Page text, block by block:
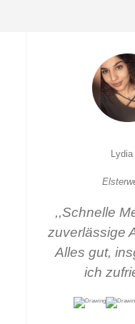
Lydia
,,Schnelle
zuverlässige
Alles gut,
ich